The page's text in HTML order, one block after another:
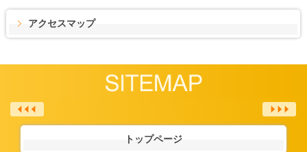
アクセスマップ
トップページ